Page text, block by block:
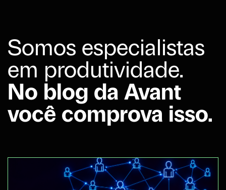
Somos especialistas
em produtividade.
No blog da Avant
você comprova isso.